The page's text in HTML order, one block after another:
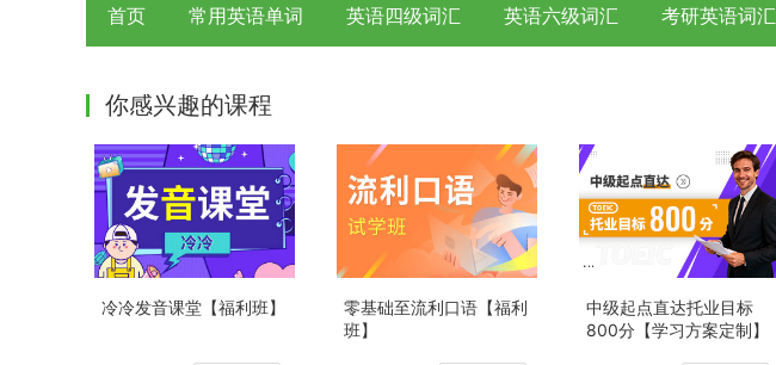
首页 常用英语单词 英语四级词汇 英语六级词汇 考研英语词汇
你感兴趣的课程
冷冷发音课堂【福利班】
零基础至流利口语【福利
班】
中级起点直达托业目标
800分【学习方案定制】